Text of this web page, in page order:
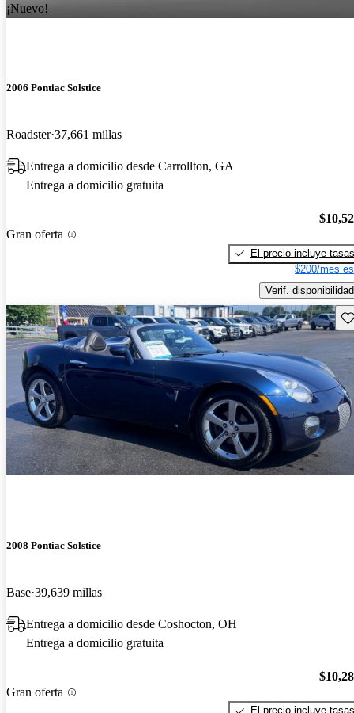
¡Nuevo!
2006 Pontiac Solstice
Roadster 37,661 millas
Entrega a domicilio desde Carrollton, GA
Entrega a domicilio gratuita
Gran oferta
El precio incluye tasas
$200/mes
Verif. disponibilidad
2008 Pontiac Solstice
Base 39,639 millas
Entrega a domicilio desde Coshocton, OH
Entrega a domicilio gratuita
Gran oferta
El precio incluye tasas